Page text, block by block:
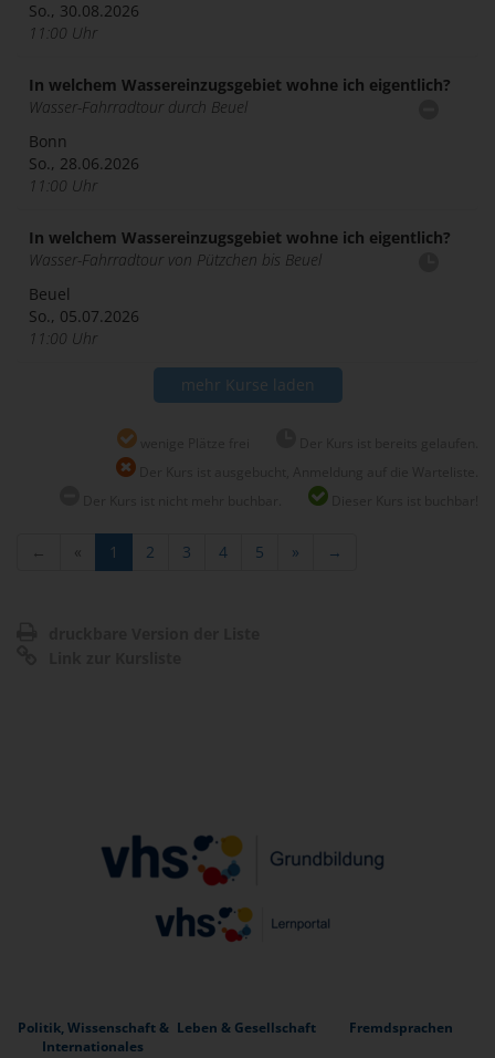
So., 30.08.2026
11:00 Uhr
In welchem Wassereinzugsgebiet wohne ich eigentlich?
Wasser-Fahrradtour durch Beuel
Bonn
So., 28.06.2026
11:00 Uhr
In welchem Wassereinzugsgebiet wohne ich eigentlich?
Wasser-Fahrradtour von Pützchen bis Beuel
Beuel
So., 05.07.2026
11:00 Uhr
mehr Kurse laden
← « 1 2 3 4 5 » →
Politik, Wissenschaft &
Internationales
Leben & Gesellschaft Fremdsprachen